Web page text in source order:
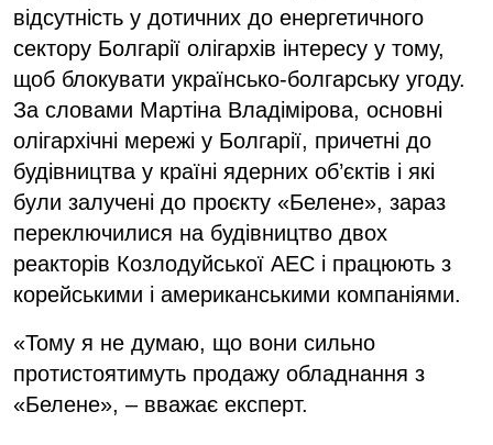
відсутність у дотичних до енергетичного
сектору Болгарії олігархів інтересу у тому,
щоб блокувати українсько-болгарську угоду.
За словами Мартіна Владімірова, основні
олігархічні мережі у Болгарії, причетні до
будівництва у країні ядерних об’єктів і які
були залучені до проєкту «Белене», зараз
переключилися на будівництво двох
реакторів Козлодуйської АЕС і працюють з
корейськими і американськими компаніями.
«Тому я не думаю, що вони сильно
протистоятимуть продажу обладнання з
«Белене», – вважає експерт.